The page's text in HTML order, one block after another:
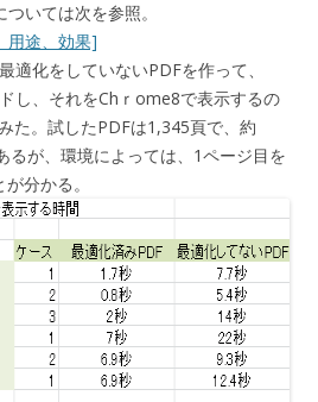
いては次を参照。
用途、効果]
適化をしていないPDFを作って、
し、それをChｒome8で表示するの
た。試したPDFは1,345頁で、約
るが、環境によっては、1ページ目を
分かる。